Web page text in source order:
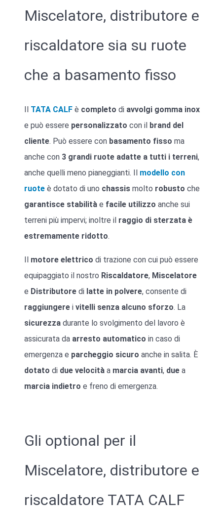
Miscelatore, distributore e
riscaldatore sia su ruote
che a basamento fisso
Il TATA CALF è completo di avvolgi gomma inox
e può essere personalizzato con il brand del
cliente. Può essere con basamento fisso ma
anche con 3 grandi ruote adatte a tutti i terreni,
anche quelli meno pianeggianti. Il modello con
ruote è dotato di uno chassis molto robusto che
garantisce stabilità e facile utilizzo anche sui
terreni più impervi; inoltre il raggio di sterzata è
estremamente ridotto.
Il motore elettrico di trazione con cui può essere
equipaggiato il nostro Riscaldatore, Miscelatore
e Distributore di latte in polvere, consente di
raggiungere i vitelli senza alcuno sforzo. La
sicurezza durante lo svolgimento del lavoro è
assicurata da arresto automatico in caso di
emergenza e parcheggio sicuro anche in salita. È
dotato di due velocità a marcia avanti, due a
marcia indietro e freno di emergenza.
Gli optional per il
Miscelatore, distributore e
riscaldatore TATA CALF